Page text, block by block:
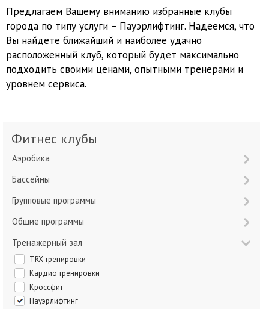
Предлагаем Вашему вниманию избранные клубы
города по типу услуги – Пауэрлифтинг. Надеемся, что
Вы найдете ближайший и наиболее удачно
расположенный клуб, который будет максимально
подходить своими ценами, опытными тренерами и
уровнем сервиса.
Фитнес клубы
Аэробика
Бассейны
Групповые программы
Общие программы
Тренажерный зал
TRX тренировки
Кардио тренировки
Кроссфит
Пауэрлифтинг